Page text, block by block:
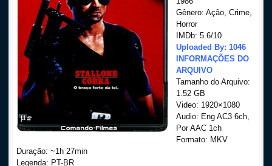
Legendado
Gênero: Ação, Crime,
Horror
IMDb: 5.6/10
Uploaded By: 1046
INFORMAÇÕES DO
ARQUIVO
Tamanho do Arquivo:
1.52 GB
Video: 1920×1080
Audio: Eng AC3 6ch,
Por AAC 1ch
Formato: MKV
Duração: ~1h 27min
Legenda: PT-BR